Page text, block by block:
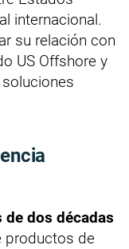
internacional.
su relación con
US Offshore y
de dos décadas
productos de